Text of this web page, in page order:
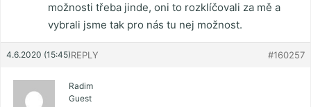
možnosti třeba jinde, oni to rozklíčovali za mě a
vybrali jsme tak pro nás tu nej možnost.
4.6.2020 (15:45) #160257
REPLY
Radim
Guest